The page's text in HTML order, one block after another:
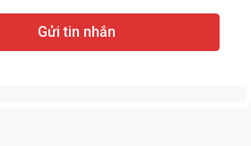
Gửi tin nhắn